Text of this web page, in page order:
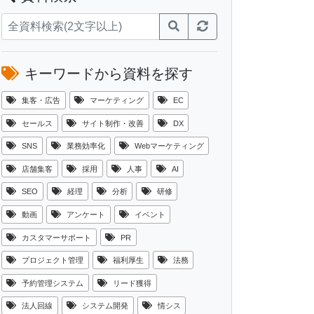
キーワードから資料を探す
集客・広告 マーケティング EC
セールス サイト制作・改善 DX
SNS 業務効率化 Webマーケティング
店舗集客 採用 人事 AI
SEO 経理 分析 研修
動画 アンケート イベント
カスタマーサポート PR
プロジェクト管理 福利厚生 法務
予約管理システム リード獲得
法人回線 システム開発 情シス